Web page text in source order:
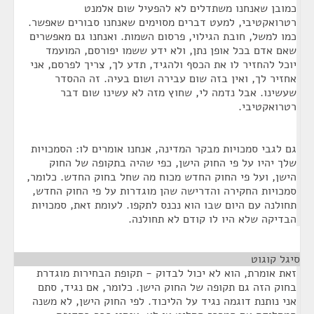
כמובן שאנחנו משתדלים לא להפעיל שום אלמנט
רטרואקטיבי, למעט דברים מסוימים שאנחנו סבורים שאפשר.
כמו למשל, חובת הגילוי, פרסום השמות. ואנחנו גם מאפשרים
שאם אדם בכל אופן נתן, ולא ידע ששמו יפורסם, המועמד
יוכל להחזיר לו את הכסף ולהגיד, תדע לך, צריך לפרסם, אני
אחזיר לך, ואין בזה שום עבירה ושום בעיה. זה ההסדר
שעשינו. אבל נדמה לי, שחוץ מזה לא עשינו שום דבר
רטרואקטיבי.
גם לגבי סמכויות מבקר המדינה, אנחנו אומרים לו: הסמכויות
שלך יהיו על פי החוק הישן, כפי שהיה בתקופה של החוק
הישן, ועל פי החוק החדש מכוח מה שחל בחוק החדש. כלומר,
סמכויות החקירה והדרישה שהן מוגדרות על פי החוק החדש,
תחולנה עם היום שבו הוא נכנס לתקפו. לעומת זאת, סמכויות
הבדיקה שלא היו לו קודם לא תחולנה.
סיגל קוגוט
זאת אומרת, הוא לא יכול לבדוק - תקופת הבחירות מוגדרת
בחוק הזה גם תקופה של החוק הישן. כלומר, אם נגיד, סתם
אני נותנת דוגמה נגיד על הליכוד. לפי החוק הישן, לא משנה